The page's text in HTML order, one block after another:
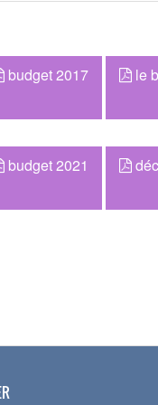
budget 2017 le
budget 2021